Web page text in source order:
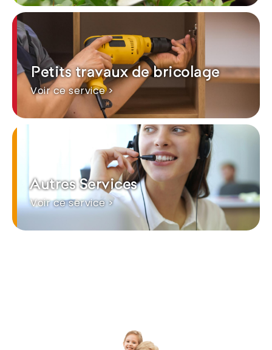
Petits travaux de bricolage
Voir ce service >
Autres Services
Voir ce service >